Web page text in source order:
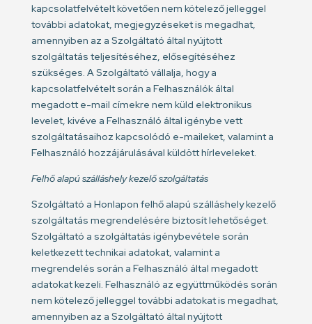
kapcsolatfelvételt követően nem kötelező jelleggel
további adatokat, megjegyzéseket is megadhat,
amennyiben az a Szolgáltató által nyújtott
szolgáltatás teljesítéséhez, elősegítéséhez
szükséges. A Szolgáltató vállalja, hogy a
kapcsolatfelvételt során a Felhasználók által
megadott e-mail címekre nem küld elektronikus
levelet, kivéve a Felhasználó által igénybe vett
szolgáltatásaihoz kapcsolódó e-maileket, valamint a
Felhasználó hozzájárulásával küldött hírleveleket.
Felhő alapú szálláshely kezelő szolgáltatás
Szolgáltató a Honlapon felhő alapú szálláshely kezelő
szolgáltatás megrendelésére biztosít lehetőséget.
Szolgáltató a szolgáltatás igénybevétele során
keletkezett technikai adatokat, valamint a
megrendelés során a Felhasználó által megadott
adatokat kezeli. Felhasználó az együttműködés során
nem kötelező jelleggel további adatokat is megadhat,
amennyiben az a Szolgáltató által nyújtott